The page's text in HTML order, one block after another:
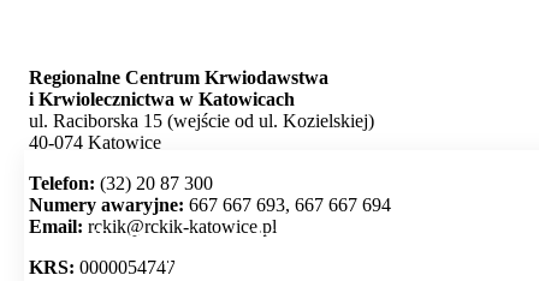
Ta strona używa plików cookie i umożliwia wybór,
które z nich chcesz zaakceptować.
Regionalne Centrum Krwiodawstwa
i Krwiolecznictwa w Katowicach
ul. Raciborska 15 (wejście od ul. Kozielskiej)
40-074 Katowice
Telefon: (32) 20 87 300
Numery awaryjne: 667 667 693, 667 667 694
Email: rckik@rckik-katowice.pl
KRS: 0000054747